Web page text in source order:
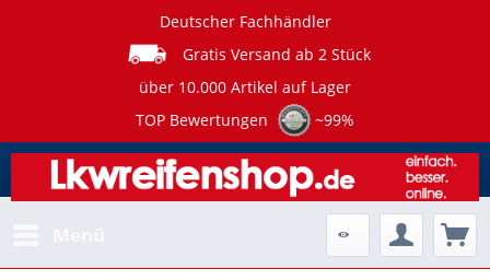
Deutscher Fachhändler
Gratis Versand ab 2 Stück
über 10.000 Artikel auf Lager
TOP Bewertungen
~99%